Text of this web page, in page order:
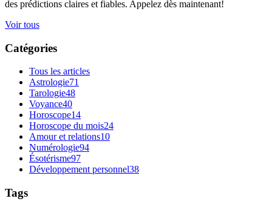
des prédictions claires et fiables. Appelez dès maintenant!
Voir tous
Catégories
Tous les articles
Astrologie71
Tarologie48
Voyance40
Horoscope14
Horoscope du mois24
Amour et relations10
Numérologie94
Ésotérisme97
Développement personnel38
Tags